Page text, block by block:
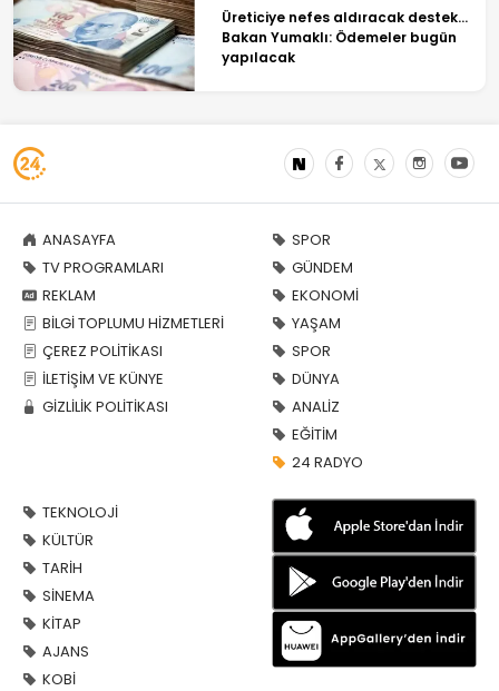
Üreticiye nefes aldıracak destek...
Bakan Yumaklı: Ödemeler bugün
yapılacak
ANASAYFA
TV PROGRAMLARI
REKLAM
BİLGİ TOPLUMU HİZMETLERİ
ÇEREZ POLİTİKASI
İLETİŞİM VE KÜNYE
GİZLİLİK POLİTİKASI
SPOR
GÜNDEM
EKONOMİ
YAŞAM
SPOR
DÜNYA
ANALİZ
EĞİTİM
24 RADYO
TEKNOLOJİ
KÜLTÜR
TARİH
SİNEMA
KİTAP
AJANS
KOBİ